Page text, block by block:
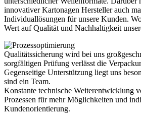
innovativer Kartonagen Hersteller auch
Individuallösungen für unsere Kunden.
Wert auf Qualität und Nachhaltigkeit
Qualitätssicherung wird bei uns
sorgfältigen Prüfung verlässt die
Gegenseitige Unterstützung liegt uns
sind ein Team.
Konstante technische Weiterentwicklung
Prozessen für mehr Möglichkeiten und
Kundenorientierung.